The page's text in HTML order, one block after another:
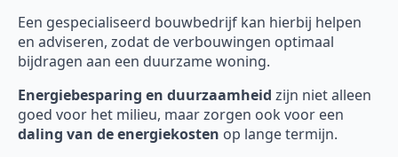
Een gespecialiseerd bouwbedrijf kan hierbij helpen
en adviseren, zodat de verbouwingen optimaal
bijdragen aan een duurzame woning.
Energiebesparing en duurzaamheid zijn niet alleen
goed voor het milieu, maar zorgen ook voor een
daling van de energiekosten op lange termijn.